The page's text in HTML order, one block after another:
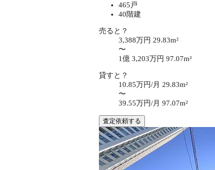
465戸
40階建
売ると？
3,388万円 29.83m²
〜
1億 3,203万円 97.07m²
貸すと？
10.85万円/月 29.83m²
〜
39.55万円/月 97.07m²
査定依頼する